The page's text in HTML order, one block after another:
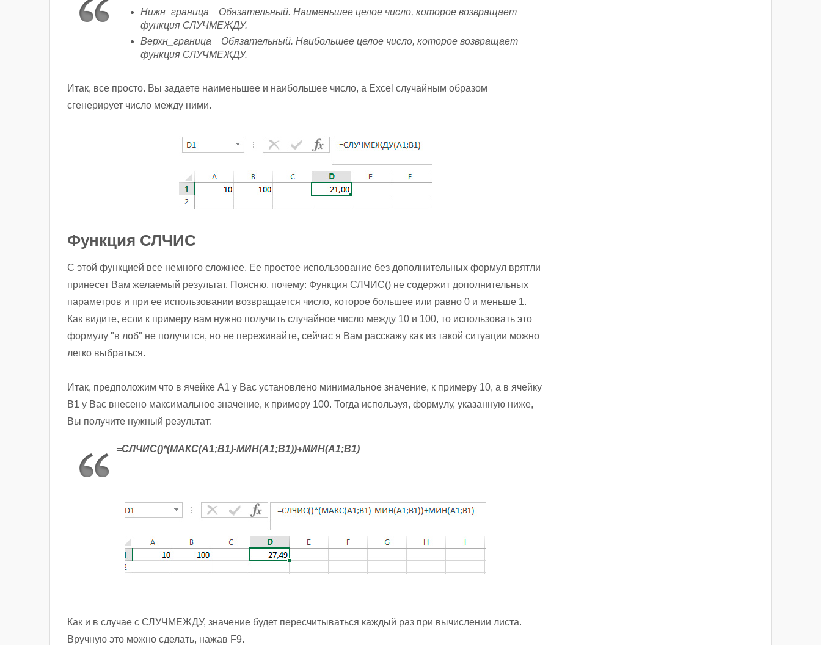
Нижн_граница Обязательный. Наименьшее целое число, которое возвращает
функция СЛУЧМЕЖДУ.
Верхн_граница Обязательный. Наибольшее целое число, которое возвращает
функция СЛУЧМЕЖДУ.
Итак, все просто. Вы задаете наименьшее и наибольшее число, а Excel случайным образом
сгенерирует число между ними.
Функция СЛЧИС
С этой функцией все немного сложнее. Ее простое использование без дополнительных формул врятли
принесет Вам желаемый результат. Поясню, почему: Функция СЛЧИС() не содержит дополнительных
параметров и при ее использовании возвращается число, которое большее или равно 0 и меньше 1.
Как видите, если к примеру вам нужно получить случайное число между 10 и 100, то использовать это
формулу "в лоб" не получится, но не переживайте, сейчас я Вам расскажу как из такой ситуации можно
легко выбраться.
Итак, предположим что в ячейке A1 у Вас установлено минимальное значение, к примеру 10, а в ячейку
B1 у Вас внесено максимальное значение, к примеру 100. Тогда используя, формулу, указанную ниже,
Вы получите нужный результат:
=СЛЧИС()*(МАКС(A1;B1)-МИН(A1;B1))+МИН(A1;B1)
Как и в случае с СЛУЧМЕЖДУ, значение будет пересчитываться каждый раз при вычислении листа.
Вручную это можно сделать, нажав F9.